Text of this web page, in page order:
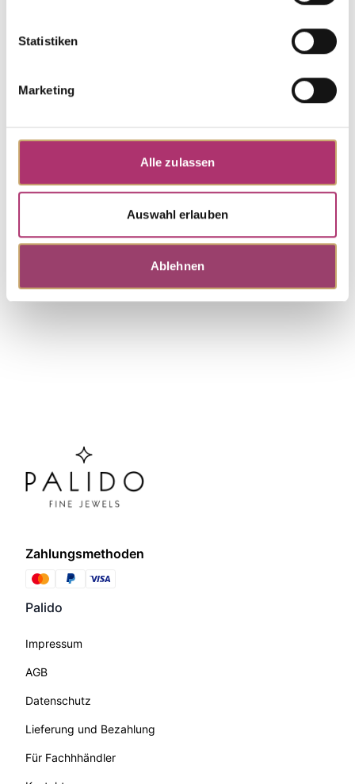
Statistiken
Marketing
Alle zulassen
Auswahl erlauben
Ablehnen
Rolle meines Lebens · Ohrstecker · Weißgold 585 ·
Topas · Brillant 0,01ct H/P
Anhänger · K13406W
Rolle meines Lebens · Anhänger · Weißgold 585 ·
Topas · Brillant 0,02ct H/SI
Weitere Stücke entdecken.
Zahlungsmethoden
Palido
Impressum
AGB
Datenschutz
Lieferung und Bezahlung
Für Fachhhändler